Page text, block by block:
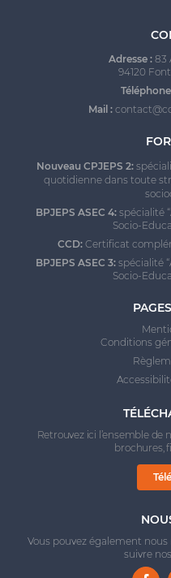
Adresse : 83
94120
Mail :
Nouveau CPJEPS 2:
quotidienne dans toute
BPJEPS ASEC 4:spécialité
Socio-
CCD: Certificat
BPJEPS ASEC 3: spécialité
Socio-
Vous pouvez également
suivre
Conditions
Retrouvez ici l’ensemble
brochures,